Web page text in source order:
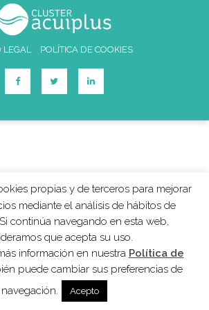
LEGAL POLÍTICA DE COOKIES
propias y de terceros para mejorar
mediante el análisis de hábitos de
continúa navegando en esta web,
que acepta su uso.
información en nuestra Política de
puede cambiar sus preferencias de
navegación.
Acepto